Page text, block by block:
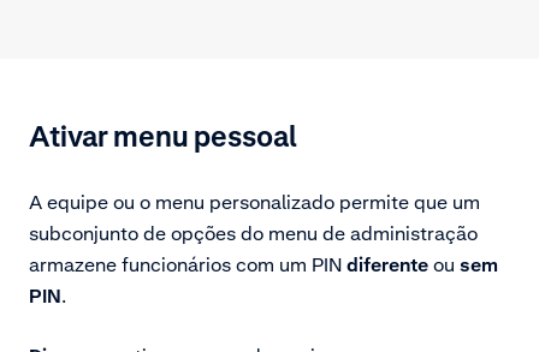
Ativar menu pessoal
A equipe ou o menu personalizado permite que um
subconjunto de opções do menu de administração
armazene funcionários com um PIN diferente ou sem
PIN.